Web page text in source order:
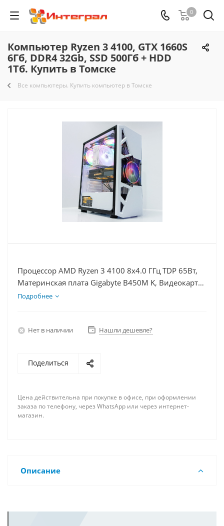
0
Компьютер Ryzen 3 4100, GTX 1660S
6Гб, DDR4 32Gb, SSD 500Гб + HDD
1Тб. Купить в Томске
Все компьютеры. Купить компьютер в Томске
Процессор AMD Ryzen 3 4100 8x4.0 ГГц TDP 65Вт,
Материнская плата Gigabyte B450M K, Видеокарта
GTX 1660S 6Гб, Память DDR4 32Gb, Диски
Подробнее
Нет в наличии Нашли дешевле?
Поделиться
Цена действительна при покупке в офисе, при оформлении
заказа по телефону, через WhatsApp или через интернет-
магазин.
Описание